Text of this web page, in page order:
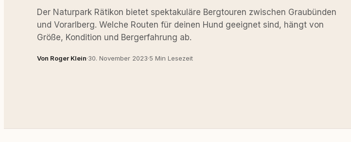
Der Naturpark Rätikon bietet spektakuläre Bergtouren zwischen Graubünden
und Vorarlberg. Welche Routen für deinen Hund geeignet sind, hängt von
Größe, Kondition und Bergerfahrung ab.
Von Roger Klein·30. November 2023·5 Min Lesezeit